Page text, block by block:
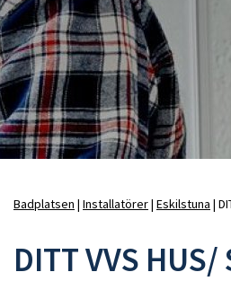
Badplatsen Installatörer Eskilstuna
DITT VVS HUS/